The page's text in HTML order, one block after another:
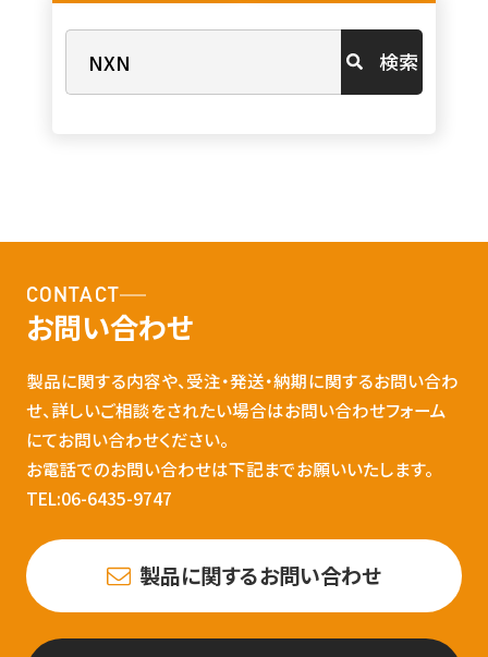
検索
CONTACT
お問い合わせ
製品に関する内容や、受注・発送・納期に関するお問い合わ
せ、詳しいご相談をされたい場合はお問い合わせフォーム
にてお問い合わせください。
お電話でのお問い合わせは下記までお願いいたします。
TEL:06-6435-9747
製品に関するお問い合わせ